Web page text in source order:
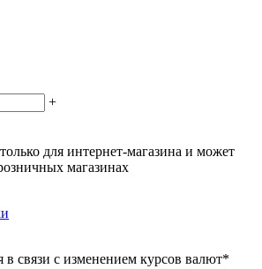
+
для интернет-магазина и может
магазинах
в связи с изменением курсов валют*